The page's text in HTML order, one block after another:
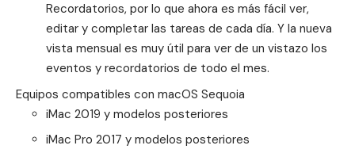
Recordatorios, por lo que ahora es más fácil ver,
editar y completar las tareas de cada día. Y la nueva
vista mensual es muy útil para ver de un vistazo los
eventos y recordatorios de todo el mes.
Equipos compatibles con macOS Sequoia
iMac 2019 y modelos posteriores
iMac Pro 2017 y modelos posteriores